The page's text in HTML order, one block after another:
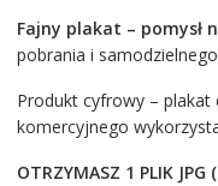
Fajny plakat – pomysł
pobrania i
Produkt cyfrowy –
komercyjnego
OTRZYMASZ 1 PLIK